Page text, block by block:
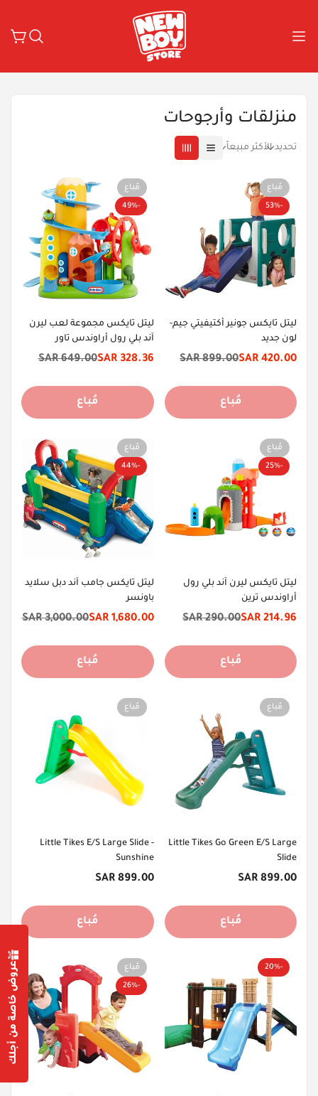
منزلقات وأرجوحات
تحديد الأكثر مبيعاً
مُباع
-53%
ليتل تايكس جونير أكتيفيتي جيم-
لون جديد
سعر
420.00 SAR
السعر
899.00 SAR
مُباع
مُباع
-49%
ليتل تايكس مجموعة لعب ليرن
آند بلي رول أراوندس تاور
سعر
328.36 SAR
السعر
649.00 SAR
مُباع
مُباع
-25%
ليتل تايكس ليرن آند بلي رول
أراوندس ترين
سعر
214.96 SAR
السعر
290.00 SAR
مُباع
مُباع
-44%
ليتل تايكس جامب آند دبل سلايد
باونسر
سعر
1,680.00 SAR
السعر
3,000.00 SAR
مُباع
مُباع
Little Tikes Go Green E/S Large
Slide
السعر
899.00 SAR
مُباع
مُباع
Little Tikes E/S Large Slide -
Sunshine
السعر
899.00 SAR
مُباع
-20% مُباع
-26%
Confirm your age
Are you 18 years old or older?
No, I'm not
Yes, I am
عروض خاصة من أجلك